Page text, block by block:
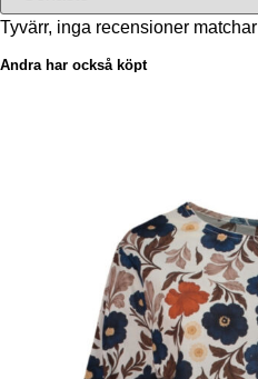
Tyvärr, inga recensioner
Andra har också köpt